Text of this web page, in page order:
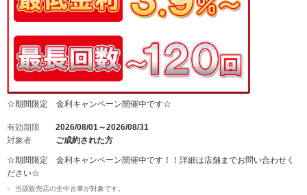
☆期間限定 金利キャンペーン開催中です☆
有効期限
2026/08/01～2026/08/31
対象者
ご成約された方
☆期間限定 金利キャンペーン開催中です！！詳細は店舗までお問い合わせく
ださい☆
当該販売店の全中古車が対象です。